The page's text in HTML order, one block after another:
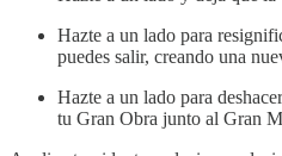
Hazte a un lado para
puedes salir, creando una
Hazte a un lado para
tu Gran Obra junto al Gran